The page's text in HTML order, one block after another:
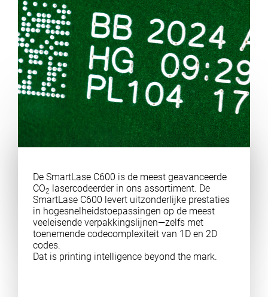
De SmartLase C600 is de meest geavanceerde
CO2 lasercodeerder in ons assortiment. De
SmartLase C600 levert uitzonderlijke prestaties
in hogesnelheidstoepassingen op de meest
veeleisende verpakkingslijnen—zelfs met
toenemende codecomplexiteit van 1D en 2D
codes.
Dat is printing intelligence beyond the mark.